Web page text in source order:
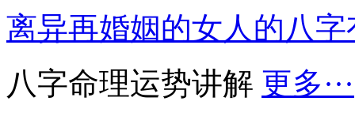
离异再婚姻的女人的八
八字命理运势讲解 更多···